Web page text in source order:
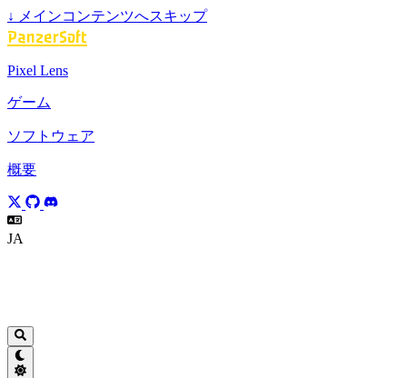
↓ メインコンテンツへスキップ
PanzerSoft
Pixel Lens
ゲーム
ソフトウェア
概要
JA